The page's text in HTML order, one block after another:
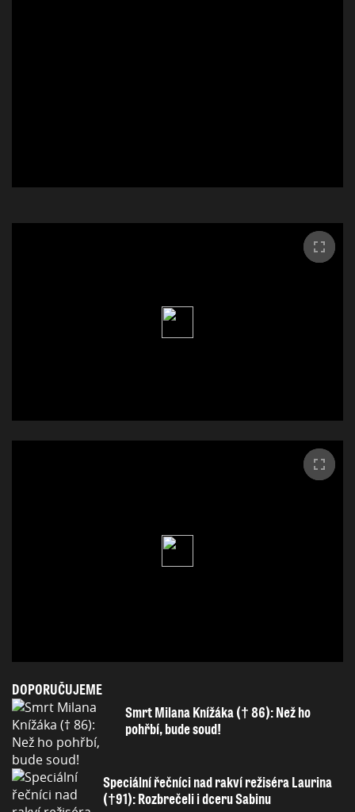
DOPORUČUJEME
Smrt Milana Knížáka († 86): Než ho
pohřbí, bude soud!
Speciální řečníci nad rakví režiséra Laurina
(†91): Rozbrečeli i dceru Sabinu